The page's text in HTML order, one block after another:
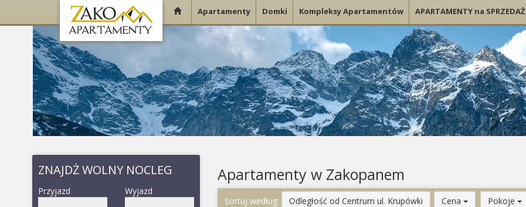
Apartamenty Domki Kompleksy Apartamentów APARTAMENTY na SPRZEDAŻ
ZNAJDŻ WOLNY NOCLEG
Przyjazd Wyjazd
Apartamenty w Zakopanem
Sortuj według: Odległość od Centrum ul. Krupówki Cena Pokoje